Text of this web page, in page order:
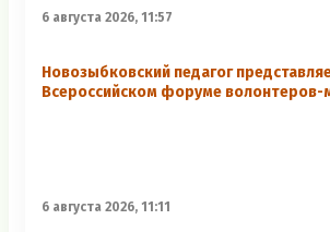
6 августа 2026, 11:57
Новозыбковский педагог
Всероссийском форуме волонтеров-
6 августа 2026, 11:11